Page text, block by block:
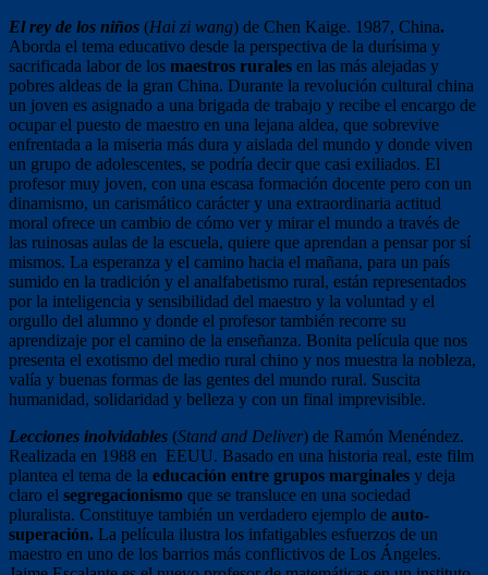
El rey de los niños (Hai zi wang) de Chen Kaige. 1987, China.
Aborda el tema educativo desde la perspectiva de la durísima y
sacrificada labor de los maestros rurales en las más alejadas y
pobres aldeas de la gran China. Durante la revolución cultural china
un joven es asignado a una brigada de trabajo y recibe el encargo de
ocupar el puesto de maestro en una lejana aldea, que sobrevive
enfrentada a la miseria más dura y aislada del mundo y donde viven
un grupo de adolescentes, se podría decir que casi exiliados. El
profesor muy joven, con una escasa formación docente pero con un
dinamismo, un carismático carácter y una extraordinaria actitud
moral ofrece un cambio de cómo ver y mirar el mundo a través de
las ruinosas aulas de la escuela, quiere que aprendan a pensar por sí
mismos. La esperanza y el camino hacia el mañana, para un país
sumido en la tradición y el analfabetismo rural, están representados
por la inteligencia y sensibilidad del maestro y la voluntad y el
orgullo del alumno y donde el profesor también recorre su
aprendizaje por el camino de la enseñanza. Bonita película que nos
presenta el exotismo del medio rural chino y nos muestra la nobleza,
valía y buenas formas de las gentes del mundo rural. Suscita
humanidad, solidaridad y belleza y con un final imprevisible.
Lecciones inolvidables (Stand and Deliver) de Ramón Menéndez.
Realizada en 1988 en EEUU. Basado en una historia real, este film
plantea el tema de la educación entre grupos marginales y deja
claro el segregacionismo que se transluce en una sociedad
pluralista. Constituye también un verdadero ejemplo de auto-
superación. La película ilustra los infatigables esfuerzos de un
maestro en uno de los barrios más conflictivos de Los Ángeles.